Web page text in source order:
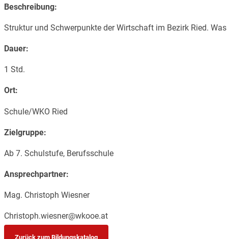
Beschreibung:
Struktur und Schwerpunkte der Wirtschaft im Bezirk Ried.
Dauer:
1 Std.
Ort:
Schule/WKO Ried
Zielgruppe:
Ab 7. Schulstufe, Berufsschule
Ansprechpartner:
Mag. Christoph Wiesner
Christoph.wiesner@wkooe.at